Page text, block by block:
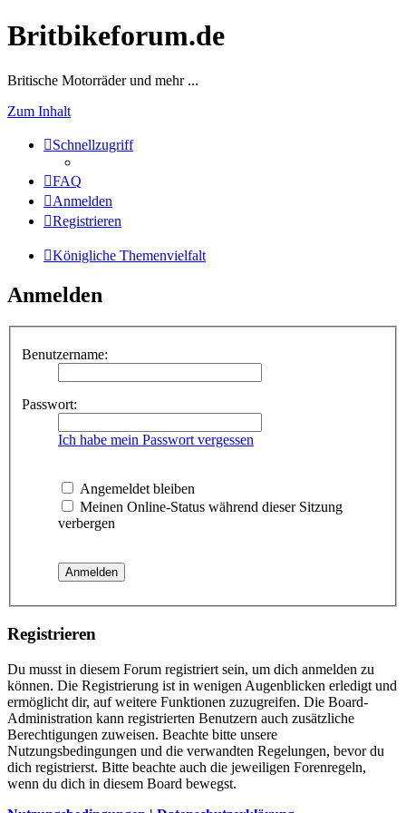
Britbikeforum.de
Britische Motorräder und mehr ...
Zum Inhalt
Schnellzugriff
FAQ
Anmelden
Registrieren
Königliche Themenvielfalt
Anmelden
Benutzername:
Passwort:
Ich habe mein Passwort vergessen
Angemeldet bleiben
Meinen Online-Status während dieser Sitzung
verbergen
Registrieren
Du musst in diesem Forum registriert sein, um dich anmelden zu
können. Die Registrierung ist in wenigen Augenblicken erledigt und
ermöglicht dir, auf weitere Funktionen zuzugreifen. Die Board-
Administration kann registrierten Benutzern auch zusätzliche
Berechtigungen zuweisen. Beachte bitte unsere
Nutzungsbedingungen und die verwandten Regelungen, bevor du
dich registrierst. Bitte beachte auch die jeweiligen Forenregeln,
wenn du dich in diesem Board bewegst.